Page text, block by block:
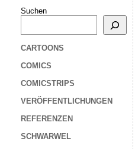
Suchen
CARTOONS
COMICS
COMICSTRIPS
VERÖFFENTLICHUNGEN
REFERENZEN
SCHWARWEL